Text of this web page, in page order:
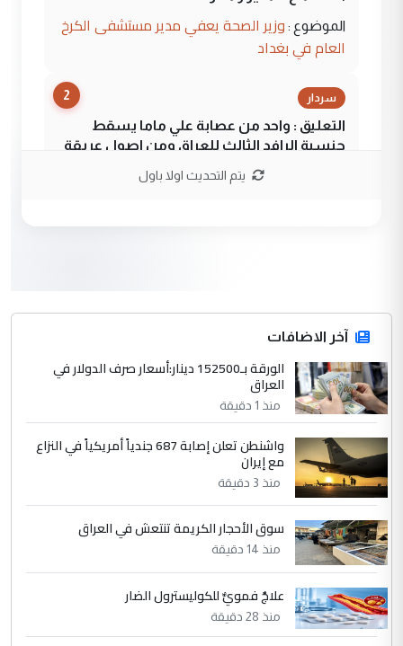
الموضوع : وزير الصحة يعفي مدير مستشفى الكرخ
العام في بغداد
2 سردار
التعليق : واحد من عصابة علي ماما يسقط
جنسية الرافد الثالث للعراق ومن اصول عريقة
جنسية الرافد الثالث للعراق ومن اصول عريقة
ابا فرات ...
الموضوع :
الجواهري يرد على صدام حسين سل
مضجعيك يابن الزنا (نص كامل)
حيدر عاشور
التعليق : تحياتي لك استاذ حامدتركان. كلام
دقيق ومسؤول؛ فالاستثمار الحقيقي للإنسان
وثروات البلد يعتمد على الكفاءة ...
الموضوع :
بين الإهمال واغتصاب الأرض.. بلاد
الرافدين تعاني الجفاف والتصحر!!
علي
التعليق : هذه الزيارة تنفع لبنان، دون الشعب
يتم التحديث اولا باول
آخر الاضافات
الورقة بـ152500 دينار:أسعار صرف الدولار في
العراق
منذ 1 دقيقة
واشنطن تعلن إصابة 687 جندياً أمريكياً في النزاع
مع إيران
منذ 3 دقيقة
سوق الأحجار الكريمة تنتعش في العراق
منذ 14 دقيقة
علاجٌ فمويٌّ للكوليسترول الضار
منذ 28 دقيقة